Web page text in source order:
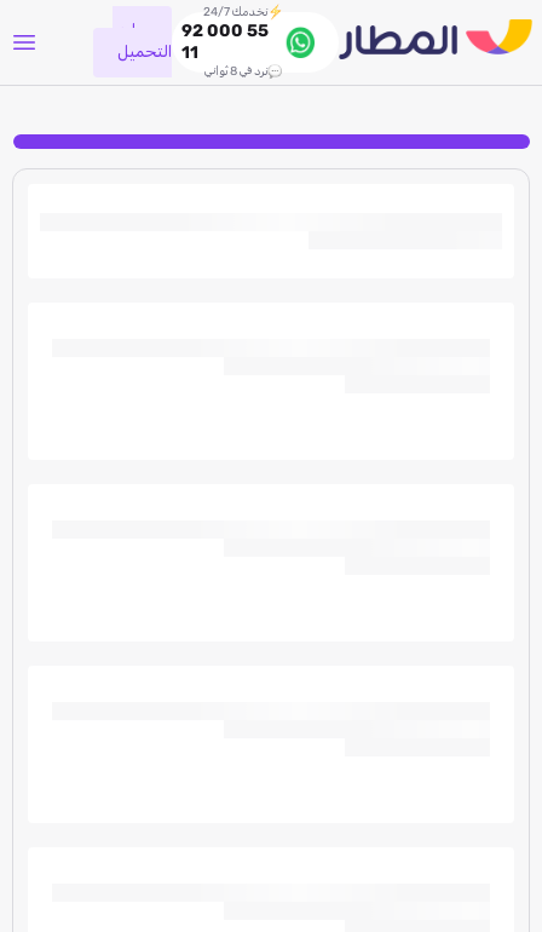
نخدمك 24/7
92 000 55
11
نرد في 8 ثواني
جاري
التحميل